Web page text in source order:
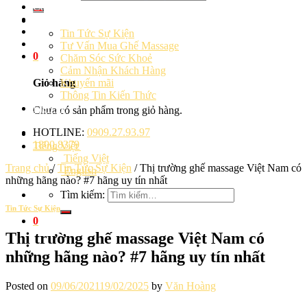
0
Giỏ hàng
Chưa có sản phẩm trong giỏ hàng.
Tiếng Việt
Tiếng Việt
English
Tìm kiếm:
0
Cảm Nhận Khách Hàng
Tin Tức Sự Kiện
Tư Vấn Mua Ghế Massage
Chăm Sóc Sức Khoẻ
Cảm Nhận Khách Hàng
Khuyến mãi
Thông Tin Kiến Thức
Liên hệ
HOTLINE: 0909.27.93.97
1800.8379
Trang chủ / Tin Tức Sự Kiện /Thị trường ghế massage Việt Nam có
những hãng nào? #7 hãng uy tín nhất
Tin Tức Sự Kiện
Thị trường ghế massage Việt Nam có
những hãng nào? #7 hãng uy tín nhất
Posted on 09/06/202119/02/2025 by Văn Hoàng